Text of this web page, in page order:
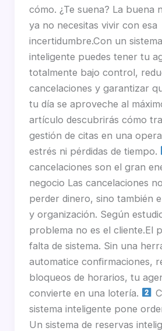
cómo. ¿Te suena? La buena
ya no necesitas vivir con esa
incertidumbre.Con un
inteligente puedes tener tu
totalmente bajo control,
cancelaciones y garantizar
tu día se aproveche al
artículo descubrirás cómo
gestión de citas en una
estrés ni pérdidas de tiempo.
cancelaciones son el gran
negocio Las cancelaciones
perder dinero, sino también
y organización. Según
problema no es el cliente.El
falta de sistema. Sin una
automatice confirmaciones,
bloqueos de horarios, tu
convierte en una lotería.
sistema inteligente pone
Un sistema de reservas